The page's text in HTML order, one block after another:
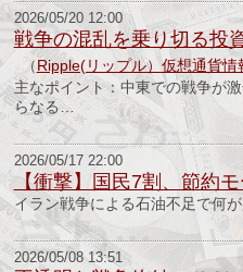
チ
ス
ロ
オ
ン
ラ
2026/05/20 12:00
戦争の混乱を乗り切る投
（Ripple(リップル）仮想通貨情
主なポイント：中東での戦争が
らなる…
2026/05/17 22:00
【衝撃】国民7割、節約
イラン戦争による石油不足で何
2026/05/08 13:51